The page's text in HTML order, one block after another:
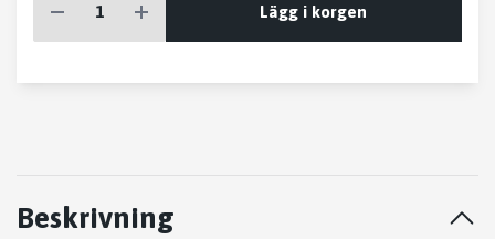
Lägg i korgen
Beskrivning